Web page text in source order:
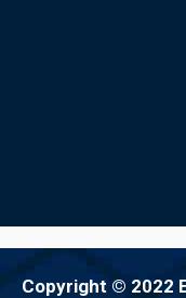
Copyright © 2022